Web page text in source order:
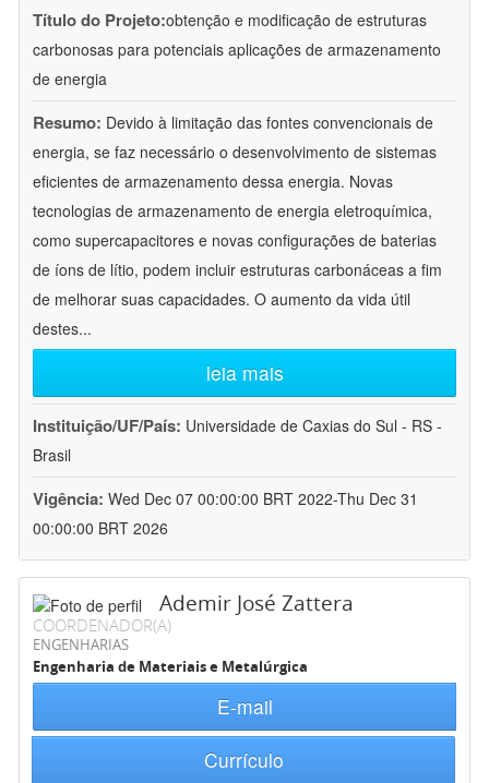
Título do Projeto:obtenção e modificação de estruturas
carbonosas para potenciais aplicações de armazenamento
de energia
Resumo: Devido à limitação das fontes convencionais de
energia, se faz necessário o desenvolvimento de sistemas
eficientes de armazenamento dessa energia. Novas
tecnologias de armazenamento de energia eletroquímica,
como supercapacitores e novas configurações de baterias
de íons de lítio, podem incluir estruturas carbonáceas a fim
de melhorar suas capacidades. O aumento da vida útil
destes...
leia mais
Instituição/UF/País: Universidade de Caxias do Sul - RS -
Brasil
Vigência: Wed Dec 07 00:00:00 BRT 2022-Thu Dec 31
00:00:00 BRT 2026
Ademir José Zattera
COORDENADOR(A)
ENGENHARIAS
Engenharia de Materiais e Metalúrgica
E-mail
Currículo